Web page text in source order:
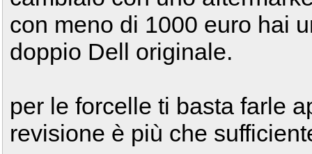
con meno di 1000 euro hai
doppio Dell originale.
per le forcelle ti basta farle
revisione è più che